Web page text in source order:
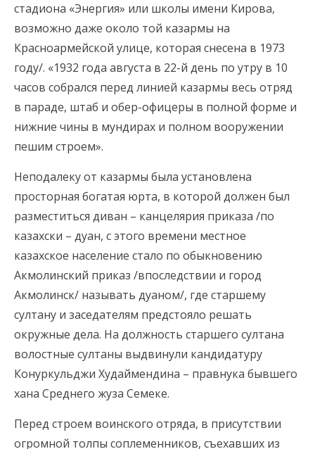
стадиона «Энергия» или школы имени Кирова,
возможно даже около той казармы на
Красноармейской улице, которая снесена в 1973
году/. «1932 года августа в 22-й день по утру в 10
часов собрался перед линией казармы весь отряд
в параде, штаб и обер-офицеры в полной форме и
нижние чины в мундирах и полном вооружении
пешим строем».
Неподалеку от казармы была установлена
просторная богатая юрта, в которой должен был
разместиться диван – канцелярия приказа /по
казахски – дуан, с этого времени местное
казахское население стало по обыкновению
Акмолинский приказ /впоследствии и город
Акмолинск/ называть дуаном/, где старшему
султану и заседателям предстояло решать
окружные дела. На должность старшего султана
волостные султаны выдвинули кандидатуру
Конуркульджи Худаймендина – правнука бывшего
хана Среднего жуза Семеке.
Перед строем воинского отряда, в присутствии
огромной толпы соплеменников, съехавших из